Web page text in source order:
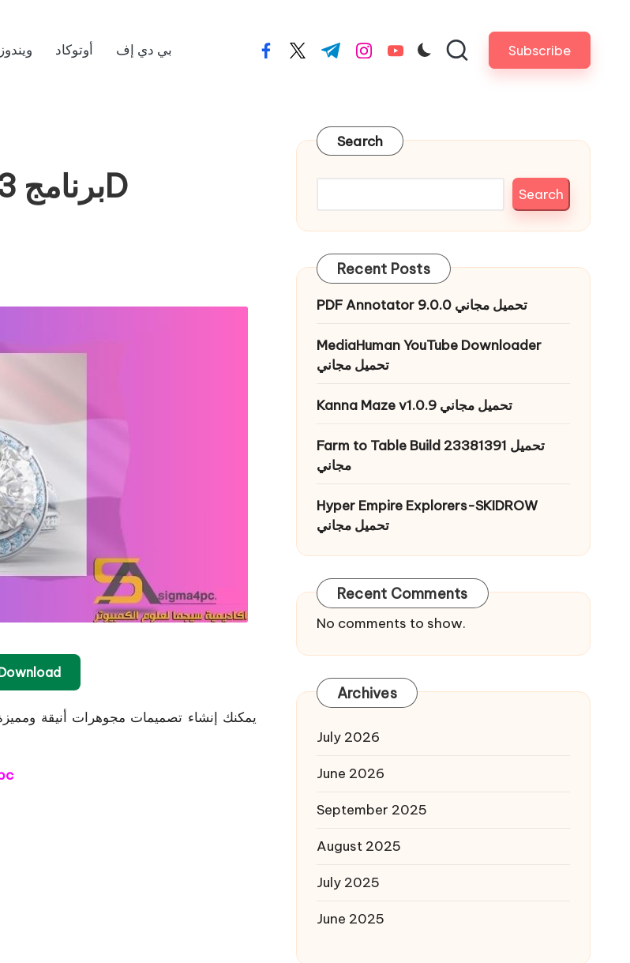
ويندوز أوتوكاد بي دي إف facebook.com
twitter.com
t.me instagram.com
youtube.com Subscribe
Search
Search
Recent Posts
PDF Annotator 9.0.0 تحميل مجاني
MediaHuman YouTube Downloader
تحميل مجاني
Kanna Maze v1.0.9 تحميل مجاني
Farm to Table Build 23381391 تحميل
مجاني
Hyper Empire Explorers-SKIDROW
تحميل مجاني
Recent Comments
No comments to show.
Archives
July 2026
June 2026
September 2025
August 2025
July 2025
June 2025